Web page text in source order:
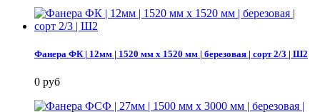
Фанера ФК | 12мм | 1520 мм х 1520 мм | березовая | сорт 2/3 | Ш2
0 руб